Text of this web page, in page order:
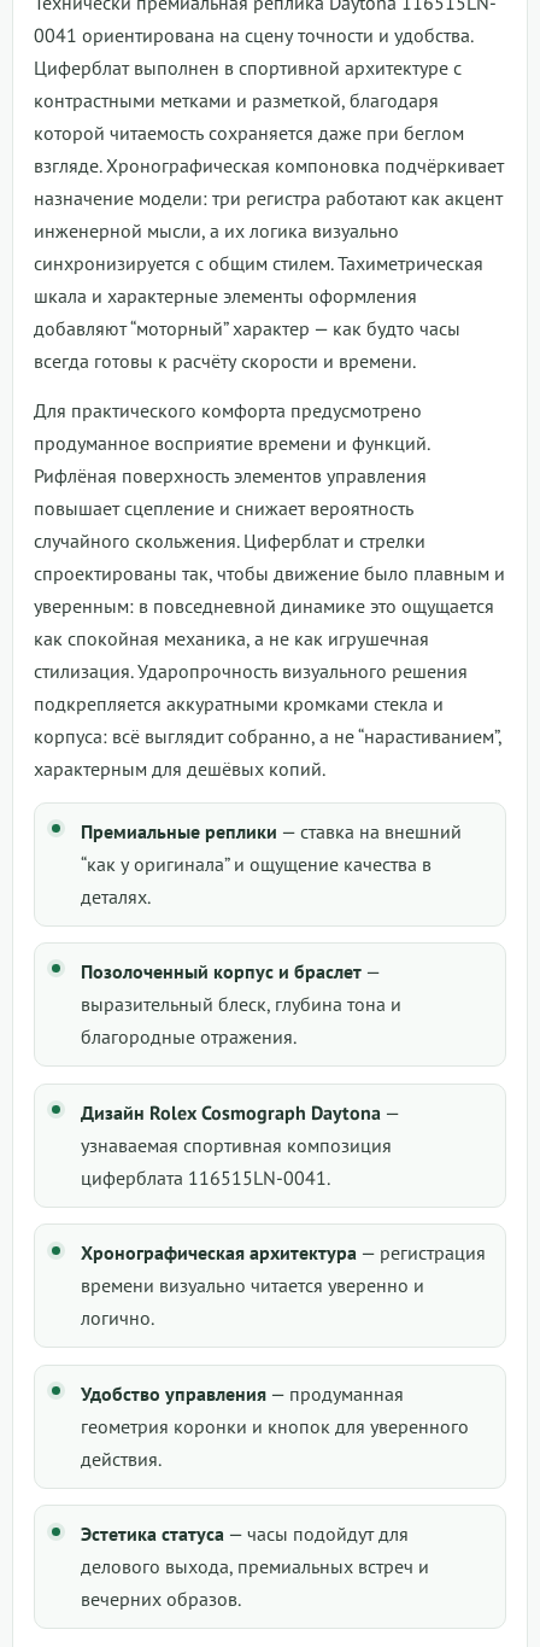
0041 ориентирована на сцену точности и удобства.
Циферблат выполнен в спортивной архитектуре с
контрастными метками и разметкой, благодаря
которой читаемость сохраняется даже при беглом
взгляде. Хронографическая компоновка подчёркивает
назначение модели: три регистра работают как акцент
инженерной мысли, а их логика визуально
синхронизируется с общим стилем. Тахиметрическая
шкала и характерные элементы оформления
добавляют “моторный” характер — как будто часы
всегда готовы к расчёту скорости и времени.
Для практического комфорта предусмотрено
продуманное восприятие времени и функций.
Рифлёная поверхность элементов управления
повышает сцепление и снижает вероятность
случайного скольжения. Циферблат и стрелки
спроектированы так, чтобы движение было плавным и
уверенным: в повседневной динамике это ощущается
как спокойная механика, а не как игрушечная
стилизация. Ударопрочность визуального решения
подкрепляется аккуратными кромками стекла и
корпуса: всё выглядит собранно, а не “нарастиванием”,
характерным для дешёвых копий.
Премиальные реплики — ставка на внешний
“как у оригинала” и ощущение качества в
деталях.
Позолоченный корпус и браслет —
выразительный блеск, глубина тона и
благородные отражения.
Дизайн Rolex Cosmograph Daytona —
узнаваемая спортивная композиция
циферблата 116515LN-0041.
Хронографическая архитектура — регистрация
времени визуально читается уверенно и
логично.
Удобство управления — продуманная
геометрия коронки и кнопок для уверенного
действия.
Эстетика статуса — часы подойдут для
делового выхода, премиальных встреч и
вечерних образов.